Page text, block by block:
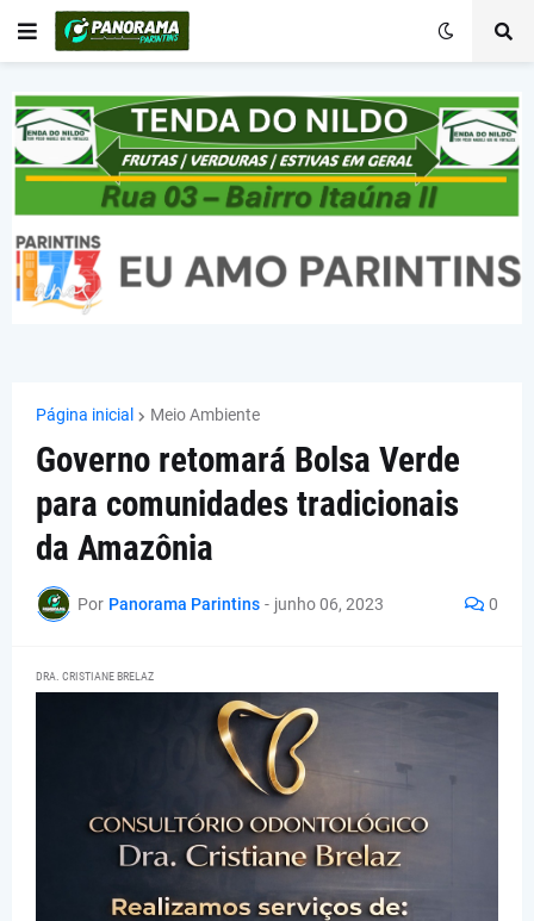
Página inicial Meio Ambiente
Governo retomará Bolsa Verde
para comunidades tradicionais
da Amazônia
Por Panorama Parintins - junho 06, 2023 0
DRA. CRISTIANE BRELAZ